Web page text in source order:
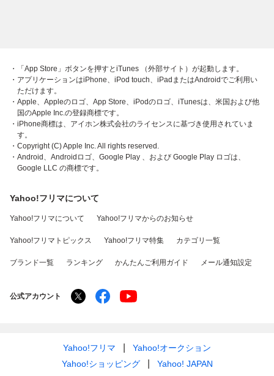
・「App Store」ボタンを押すとiTunes （外部サイト）が起動します。
・アプリケーションはiPhone、iPod touch、iPadまたはAndroidでご利用い
ただけます。
・Apple、Appleのロゴ、App Store、iPodのロゴ、iTunesは、米国および他
国のApple Inc.の登録商標です。
・iPhone商標は、アイホン株式会社のライセンスに基づき使用されていま
す。
・Copyright (C) Apple Inc. All rights reserved.
・Android、Androidロゴ、Google Play 、および Google Play ロゴは、
Google LLC の商標です。
Yahoo!フリマについて
Yahoo!フリマについて Yahoo!フリマからのお知らせ
Yahoo!フリマトピックス Yahoo!フリマ特集 カテゴリ一覧
ブランド一覧 ランキング かんたんご利用ガイド メール通知設定
公式アカウント
Yahoo!フリマ
Yahoo!オークション
Yahoo!ショッピング
Yahoo! JAPAN